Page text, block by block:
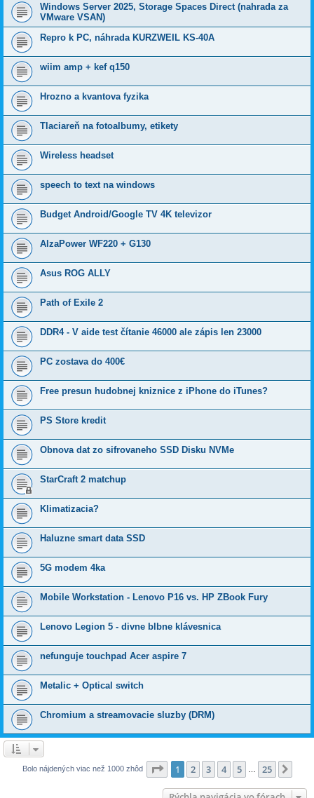
Windows Server 2025, Storage Spaces Direct (nahrada za
VMware VSAN)
Repro k PC, náhrada KURZWEIL KS-40A
wiim amp + kef q150
Hrozno a kvantova fyzika
Tlaciareň na fotoalbumy, etikety
Wireless headset
speech to text na windows
Budget Android/Google TV 4K televizor
AlzaPower WF220 + G130
Asus ROG ALLY
Path of Exile 2
DDR4 - V aide test čítanie 46000 ale zápis len 23000
PC zostava do 400€
Free presun hudobnej kniznice z iPhone do iTunes?
PS Store kredit
Obnova dat zo sifrovaneho SSD Disku NVMe
StarCraft 2 matchup
Klimatizacia?
Haluzne smart data SSD
5G modem 4ka
Mobile Workstation - Lenovo P16 vs. HP ZBook Fury
Lenovo Legion 5 - divne blbne klávesnica
nefunguje touchpad Acer aspire 7
Metalic + Optical switch
Chromium a streamovacie sluzby (DRM)
Bolo nájdených viac než 1000 zhôd Strana1 z25
1 2 3 4 5 25